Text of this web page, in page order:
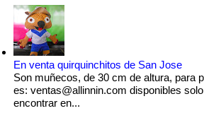
En venta quirquinchitos de San Jose
Son muñecos, de 30 cm de altura, para
es: ventas@allinnin.com disponibles
encontrar en...